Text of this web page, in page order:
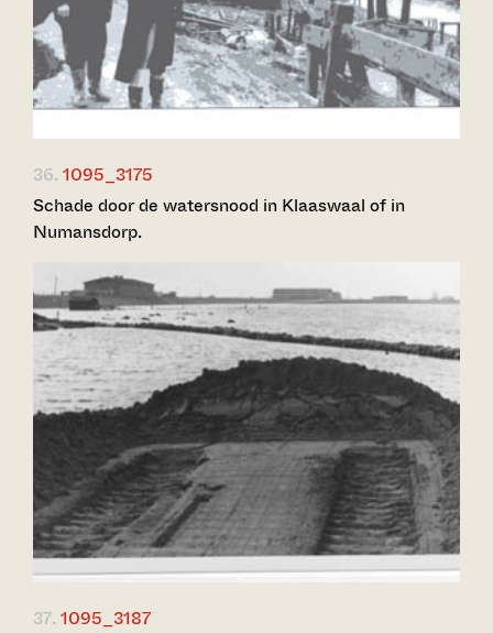
36. 1095_3175
Schade door de watersnood in Klaaswaal of in
Numansdorp.
37. 1095_3187